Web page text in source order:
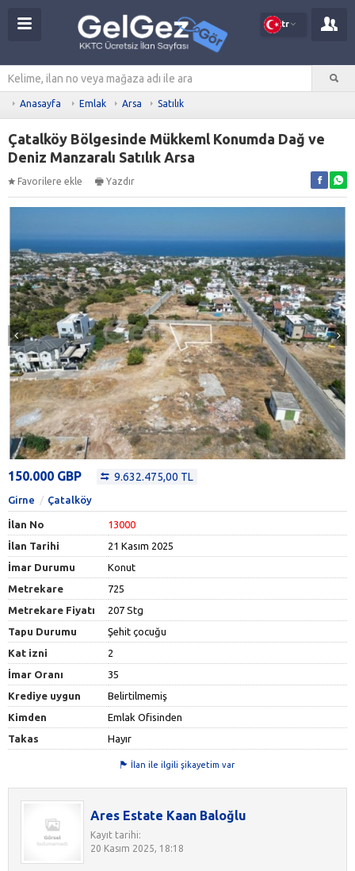
tr
Anasayfa Emlak Arsa Satılık
Çatalköy Bölgesinde Mükkeml Konumda Dağ ve
Deniz Manzaralı Satılık Arsa
Favorilere ekle Yazdır
150.000 GBP 9.632.475,00 TL
Girne Çatalköy
İlan No
13000
İlan Tarihi
21 Kasım 2025
İmar Durumu
Konut
Metrekare
725
Metrekare Fiyatı
207 Stg
Tapu Durumu
Şehit çocuğu
Kat izni
2
İmar Oranı
35
Krediye uygun
Belirtilmemiş
Kimden
Emlak Ofisinden
Takas
Hayır
İlan ile ilgili şikayetim var
Ares Estate Kaan Baloğlu
Kayıt tarihi:
20 Kasım 2025, 18:18